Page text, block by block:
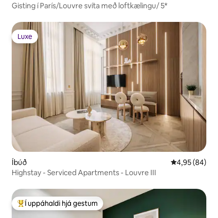
Gisting í París/Louvre svíta með loftkælingu/ 5*
Luxe
Luxe
Íbúð 4,95 af 5 í
4,95 (84)
Highstay - Serviced Apartments - Louvre III
Í mestu uppáhaldi hjá gestum
Í uppáhaldi hjá gestum